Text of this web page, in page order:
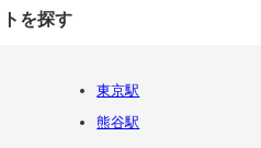
を探す
東京駅
熊谷駅